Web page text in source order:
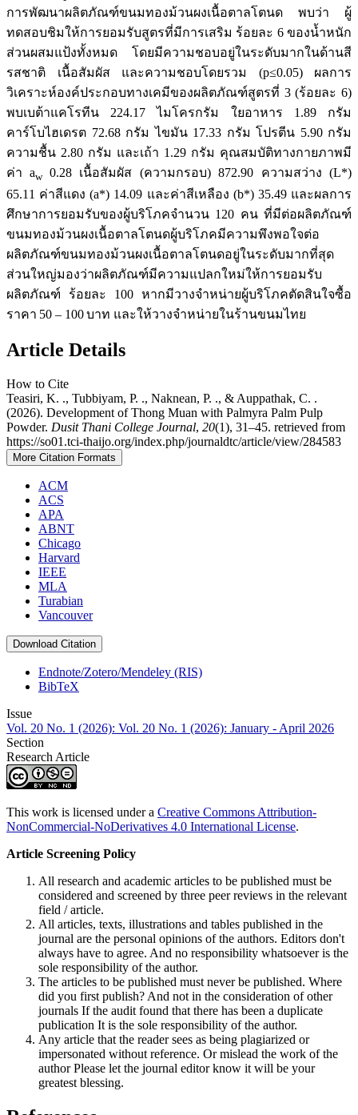
การพัฒนาผลิตภัณฑ์ขนมทองม้วนผงเนื้อตาลโตนด พบว่า ผู้
ทดสอบชิมให้การยอมรับสูตรที่มีการเสริม ร้อยละ 6 ของน้ำหนัก
ส่วนผสมแป้งทั้งหมด โดยมีความชอบอยู่ในระดับมากในด้านสี
รสชาติ เนื้อสัมผัส และความชอบโดยรวม (p≤0.05) ผลการ
วิเคราะห์องค์ประกอบทางเคมีของผลิตภัณฑ์สูตรที่ 3 (ร้อยละ 6)
พบเบต้าแคโรทีน 224.17 ไมโครกรัม ใยอาหาร 1.89 กรัม
คาร์โบไฮเดรต 72.68 กรัม ไขมัน 17.33 กรัม โปรตีน 5.90 กรัม
ความชื้น 2.80 กรัม และเถ้า 1.29 กรัม คุณสมบัติทางกายภาพมี
ค่า aw 0.28 เนื้อสัมผัส (ความกรอบ) 872.90 ความสว่าง (L*)
65.11 ค่าสีแดง (a*) 14.09 และค่าสีเหลือง (b*) 35.49 และผลการ
ศึกษาการยอมรับของผู้บริโภคจำนวน 120 คน ที่มีต่อผลิตภัณฑ์
ขนมทองม้วนผงเนื้อตาลโตนดผู้บริโภคมีความพึงพอใจต่อ
ผลิตภัณฑ์ขนมทองม้วนผงเนื้อตาลโตนดอยู่ในระดับมากที่สุด
ส่วนใหญ่มองว่าผลิตภัณฑ์มีความแปลกใหม่ให้การยอมรับ
ผลิตภัณฑ์ ร้อยละ 100 หากมีวางจำหน่ายผู้บริโภคตัดสินใจซื้อ
ราคา 50 – 100บาท และให้วางจำหน่ายในร้านขนมไทย
Article Details
How to Cite
Teasiri, K. ., Tubbiyam, P. ., Naknean, P. ., & Auppathak, C. .
(2026). Development of Thong Muan with Palmyra Palm Pulp
Powder. Dusit Thani College Journal, 20(1), 31–45. retrieved from
https://so01.tci-thaijo.org/index.php/journaldtc/article/view/284583
More Citation Formats
ACM
ACS
APA
ABNT
Chicago
Harvard
IEEE
MLA
Turabian
Vancouver
Download Citation
Endnote/Zotero/Mendeley (RIS)
BibTeX
Issue
Vol. 20 No. 1 (2026): Vol. 20 No. 1 (2026): January - April 2026
Section
Research Article
This work is licensed under a Creative Commons Attribution-
NonCommercial-NoDerivatives 4.0 International License.
Article Screening Policy
All research and academic articles to be published must be
considered and screened by three peer reviews in the relevant
field / article.
All articles, texts, illustrations and tables published in the
journal are the personal opinions of the authors. Editors don't
always have to agree. And no responsibility whatsoever is the
sole responsibility of the author.
The articles to be published must never be published. Where
did you first publish? And not in the consideration of other
journals If the audit found that there has been a duplicate
publication It is the sole responsibility of the author.
Any article that the reader sees as being plagiarized or
impersonated without reference. Or mislead the work of the
author Please let the journal editor know it will be your
greatest blessing.